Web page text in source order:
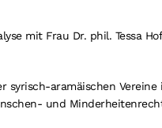
mit Frau Dr. phil. Tessa
syrisch-aramäischen Vereine
und